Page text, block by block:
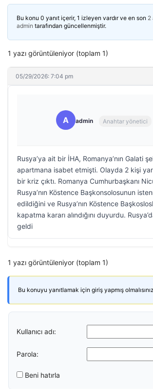
Bu konu 0 yanıt içerir, 1 izleyen vardır ve en son 2
admin tarafından güncellenmiştir.
1 yazı görüntüleniyor (toplam 1)
05/29/2026: 7:04 pm
A admin Anahtar yönetici
Rusya’ya ait bir İHA, Romanya’nın Galati
apartmana isabet etmişti. Olayda 2 kişi
bir kriz çıktı. Romanya Cumhurbaşkanı
Rusya’nın Köstence Başkonsolosunun
edildiğini ve Rusya’nın Köstence
kapatma kararı alındığını duyurdu.
geldi
1 yazı görüntüleniyor (toplam 1)
Bu konuyu yanıtlamak için giriş yapmış
Kullanıcı adı:
Parola:
Beni hatırla